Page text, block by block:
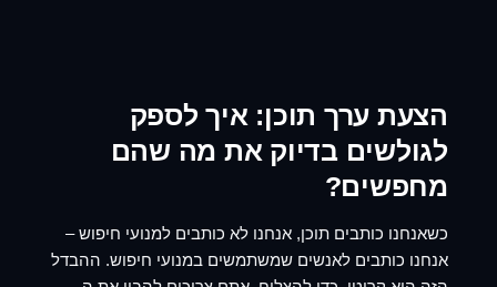
הצעת ערך תוכן: איך לספק
לגולשים בדיוק את מה שהם
מחפשים?
כשאנחנו כותבים תוכן, אנחנו לא כותבים למנועי חיפוש –
אנחנו כותבים לאנשים שמשתמשים במנועי חיפוש. ההבדל